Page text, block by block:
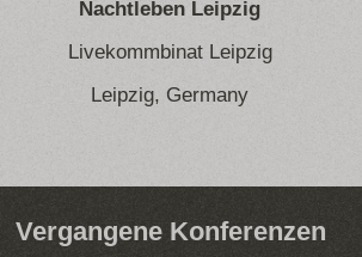
Nachtleben Leipzig
Livekommbinat Leipzig
Leipzig, Germany
Vergangene Konferenzen